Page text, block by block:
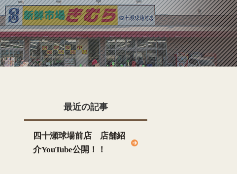
最近の記事
四十瀬球場前店 店舗紹
介YouTube公開！！